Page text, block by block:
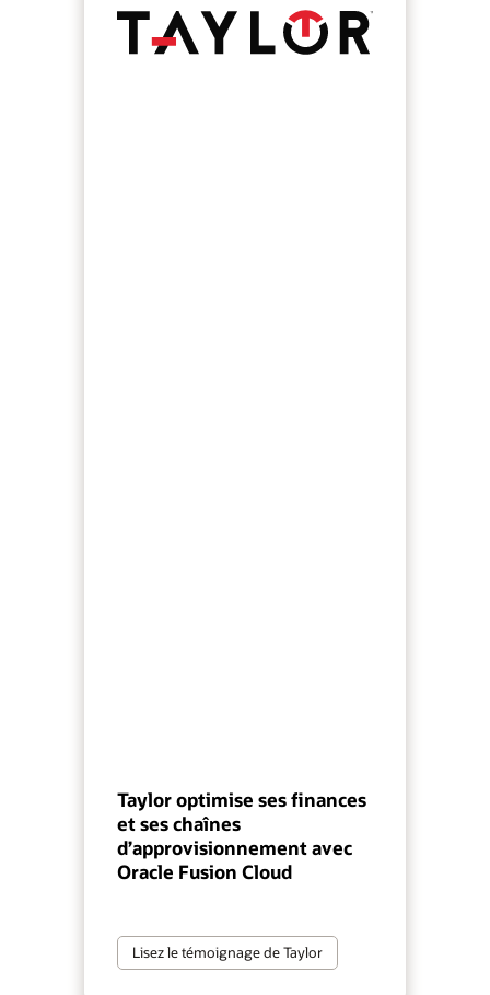
Taylor optimise ses finances
et ses chaînes
d’approvisionnement avec
Oracle Fusion Cloud
Lisez le témoignage de Taylor